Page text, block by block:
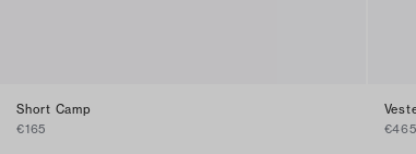
Short Camp
€165
€465